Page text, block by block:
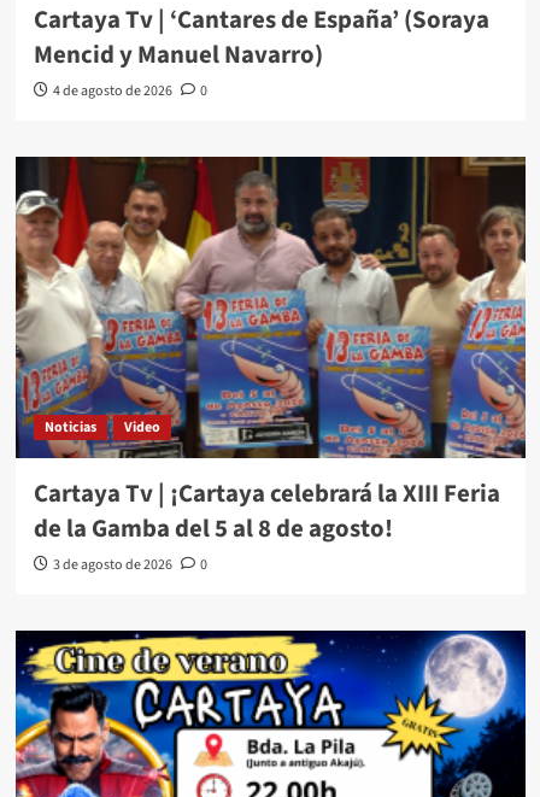
Cartaya Tv | ‘Cantares de España’ (Soraya
Mencid y Manuel Navarro)
4 de agosto de 2026 0
Noticias Video
Cartaya Tv | ¡Cartaya celebrará la XIII Feria
de la Gamba del 5 al 8 de agosto!
3 de agosto de 2026 0